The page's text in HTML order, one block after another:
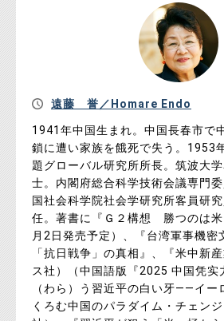
遠藤 誉／Homare Endo
1941年中国生まれ。中国長春市で
鎖に遭い家族を餓死で失う。1953
題グローバル研究所所長。筑波大
士。内閣府総合科学技術会議専門
国社会科学院社会学研究所客員研
任。著書に『Ｇ２構想 勝つのは
月2日発売予定）、『台湾軍事機密
「抗日戦争」の真相』、『米中新
ス社）（中国語版『2025 中国凭实
（わら）う習近平の白い牙――イー
くろむ中国のパラダイム・チェン